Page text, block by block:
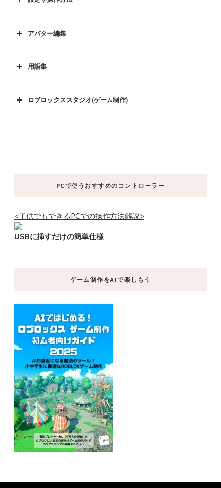
アバター編集
用語集
ロブロックススタジオ(ゲーム制作)
PCで使うおすすめのコントローラー
<子供でもできるPCでの操作方法解説>
USBに挿すだけの簡単仕様
ゲーム制作をAIで楽しもう